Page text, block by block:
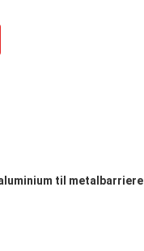
til metalbarriere